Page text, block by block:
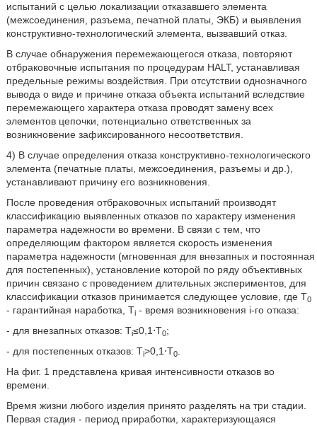
испытаний с целью локализации отказавшего элемента
(межсоединения, разъема, печатной платы, ЭКБ) и выявления
конструктивно-технологический элемента, вызвавший отказ.
В случае обнаружения перемежающегося отказа, повторяют
отбраковочные испытания по процедурам HALT, устанавливая
предельные режимы воздействия. При отсутствии однозначного
вывода о виде и причине отказа объекта испытаний вследствие
перемежающего характера отказа проводят замену всех
элементов цепочки, потенциально ответственных за
возникновение зафиксированного несоответствия.
4) В случае определения отказа конструктивно-технологического
элемента (печатные платы, межсоединения, разъемы и др.),
устанавливают причину его возникновения.
После проведения отбраковочных испытаний производят
классификацию выявленных отказов по характеру изменения
параметра надежности во времени. В связи с тем, что
определяющим фактором является скорость изменения
параметра надежности (мгновенная для внезапных и постоянная
для постепенных), установление которой по ряду объективных
причин связано с проведением длительных экспериментов, для
классификации отказов принимается следующее условие, где Т0
- гарантийная наработка, Ti- время возникновения i-го отказа:
- для внезапных отказов: Ti≤0,1⋅Т0;
- для постепенных отказов: Ti>0,1⋅Т0.
На фиг. 1 представлена кривая интенсивности отказов во
времени.
Время жизни любого изделия принято разделять на три стадии.
Первая стадия - период приработки, характеризующаяся